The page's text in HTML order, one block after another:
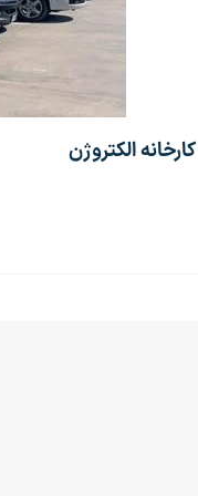
الکتروژن